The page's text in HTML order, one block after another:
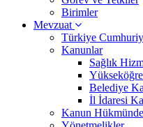
Birimler
Mevzuat
Türkiye
Kanunlar
Sağlık
Belediye
İl İdaresi
Kanun